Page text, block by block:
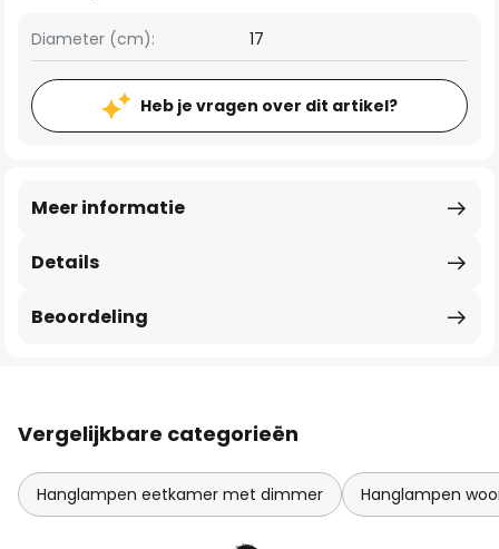
Diameter (cm): 17
Heb je vragen over dit artikel?
Details
Meer informatie
Beoordeling
Vergelijkbare categorieën
Hanglampen eetkamer met dimmer Hanglampen